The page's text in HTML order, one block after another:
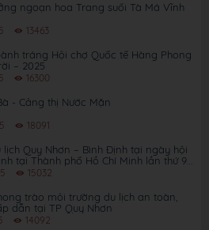
ngoạn hoa Trang suối Tà Má Vĩnh
13463
tráng Hội chợ Quốc tế Hàng Phong
– 2025
16300
- Cảng thị Nước Mặn
18091
lịch Quy Nhơn – Bình Định tại ngày hội
tại Thành phố Hồ Chí Minh lần thứ 9
15032
trào môi trường du lịch an toàn,
dẫn tại TP Quy Nhơn
14092